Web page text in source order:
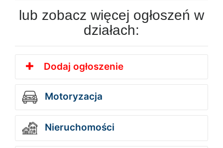
lub zobacz więcej ogłoszeń w
działach:
Dodaj ogłoszenie
Motoryzacja
Nieruchomości